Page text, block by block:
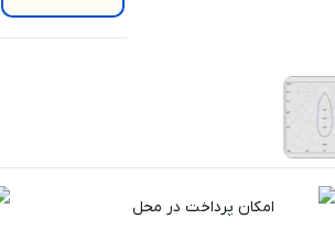
امکان پرداخت در محل